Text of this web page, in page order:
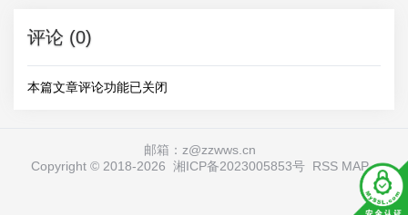
评论 (0)
本篇文章评论功能已关闭
邮箱：z@zzwws.cn
Copyright © 2018-2026 湘ICP备2023005853号 RSS MAP